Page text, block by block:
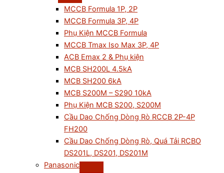
MCCB Formula 1P, 2P
MCCB Formula 3P, 4P
Phụ Kiện MCCB Formula
MCCB Tmax Iso Max 3P, 4P
ACB Emax 2 & Phụ kiện
MCB SH200L 4.5kA
MCB SH200 6kA
MCB S200M – S290 10kA
Phụ Kiện MCB S200, S200M
Cầu Dao Chống Dòng Rò RCCB 2P-4P
FH200
Cầu Dao Chống Dòng Rò, Quá Tải RCBO
DS201L, DS201, DS201M
Panasonic